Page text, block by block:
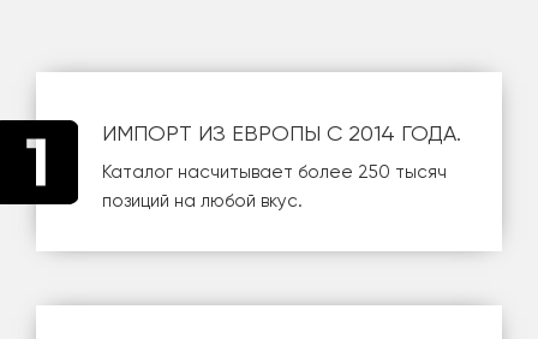
ИМПОРТ ИЗ ЕВРОПЫ С 2014 ГОДА.
Каталог насчитывает более 250 тысяч
позиций на любой вкус.